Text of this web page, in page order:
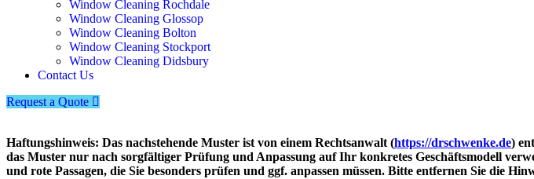
Window Cleaning Rochdale
Window Cleaning Glossop
Window Cleaning Bolton
Window Cleaning Stockport
Window Cleaning Didsbury
Contact Us
Request a Quote
Haftungshinweis: Das nachstehende Muster ist von einem Rechtsanwalt (https://drschwenke.de)
das Muster nur nach sorgfältiger Prüfung und Anpassung auf Ihr konkretes Geschäftsmodell
und rote Passagen, die Sie besonders prüfen und ggf. anpassen müssen. Bitte entfernen Sie die